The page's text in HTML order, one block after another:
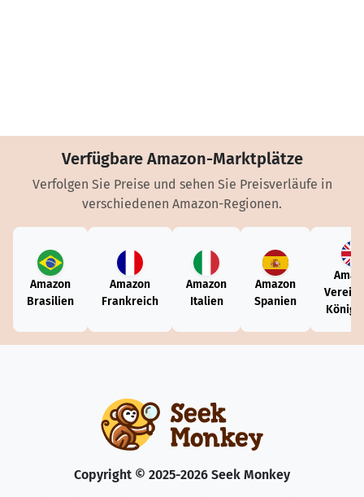
Verfügbare Amazon-Marktplätze
Verfolgen Sie Preise und sehen Sie Preisverläufe in
verschiedenen Amazon-Regionen.
Amazon
Brasilien
Amazon
Frankreich
Amazon
Italien
Amazon
Spanien
Copyright © 2025-2026 Seek Monkey